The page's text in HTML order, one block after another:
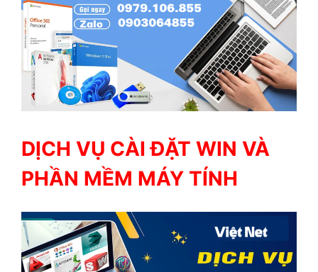
DỊCH VỤ CÀI ĐẶT WIN VÀ
PHẦN MỀM MÁY TÍNH